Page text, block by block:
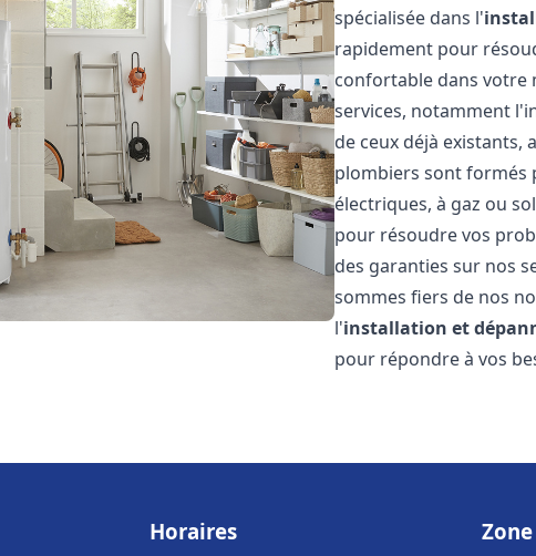
spécialisée dans l'
rapidement pour
confortable dans votre
services, notamment
de ceux déjà existants,
plombiers sont formés
électriques, à gaz ou
pour résoudre vos
des garanties sur nos
sommes fiers de nos
l'installation et
pour répondre à vos
Horaires